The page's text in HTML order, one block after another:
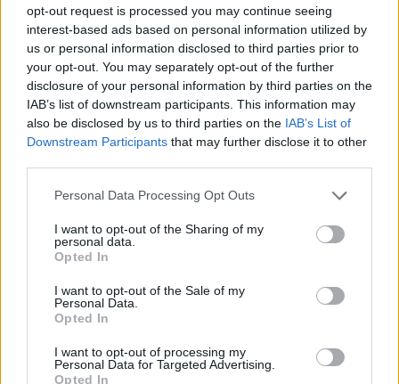
opt-out request is processed you may continue seeing
interest-based ads based on personal information utilized by
us or personal information disclosed to third parties prior to
your opt-out. You may separately opt-out of the further
disclosure of your personal information by third parties on the
IAB’s list of downstream participants. This information may
also be disclosed by us to third parties on the IAB’s List of
Downstream Participants that may further disclose it to other
Personal Data Processing Opt Outs
I want to opt-out of the Sharing of my
personal data.
Opted In
I want to opt-out of the Sale of my
Personal Data.
Opted In
I want to opt-out of processing my
Personal Data for Targeted Advertising.
Opted In